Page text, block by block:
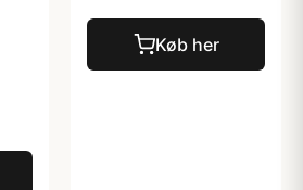
Køb her